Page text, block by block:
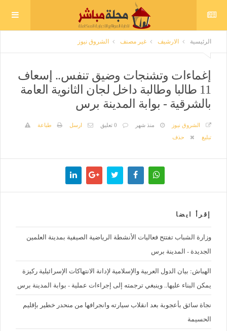
الرئيسية الارشيف غير مصنف الشروق نيوز
إغماءات وتشنجات وضيق تنفس.. إسعاف
11 طالبا وطالبة داخل لجان الثانوية العامة
بالشرقية - بوابة المدينة برس
الشروق نيوز منذ شهر 0 تعليق ارسل
طباعة
تبليغ
حذف
إقرأ ايضا
وزارة الشباب تفتتح فعاليات الأنشطة الرياضية الصيفية بمدينة العلمين
الجديدة - المدينة برس
الهباش: بيان الدول العربية والإسلامية لإدانة الانتهاكات الإسرائيلية ركيزة
يمكن البناء عليها.. وينبغي ترجمته إلى إجراءات عملية - بوابة المدينة برس
نجاة سائق بأعجوبة بعد انقلاب سيارته وانجرافها من منحدر خطير بإقليم
الحسيمة